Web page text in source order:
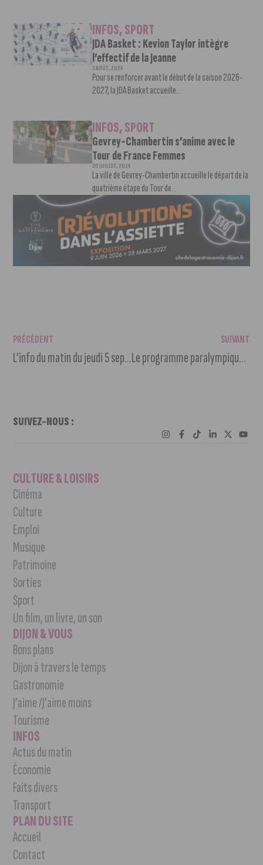
INFOS,SPORT
JDA Basket : Kevion Taylor intègre
l’effectif de la Jeanne
3 AOÛT, 2026
Pour se renforcer avant le début de la saison 2026-
2027, la JDA Basket accueille...
INFOS,SPORT
Gevrey-Chambertin s’anime avec le
Tour de France Femmes
30 JUILLET, 2026
La ville de Gevrey-Chambertin accueille le départ de la
quatrième étape du Tour de...
PRÉCÉDENT
L’info du matin du jeudi 5 septembre 2024
SUIVANT
Le programme paralympique du 5 septembre à la fan zone du Jardin Darcy
SUIVEZ-NOUS :
CULTURE & LOISIRS
Cinéma
Culture
Emploi
Musique
Patrimoine
Sorties
Sport
Un film, un livre, un son
DIJON & VOUS
Bons plans
Dijon à travers le temps
Gastronomie
J’aime /J’aime moins
Tourisme
INFOS
Actus du matin
Économie
Faits divers
Transport
PLAN DU SITE
Accueil
Contact